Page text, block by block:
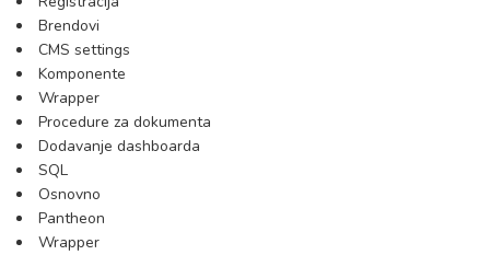
Brendovi
CMS settings
Komponente
Wrapper
Procedure za dokumenta
Dodavanje dashboarda
SQL
Osnovno
Pantheon
Wrapper